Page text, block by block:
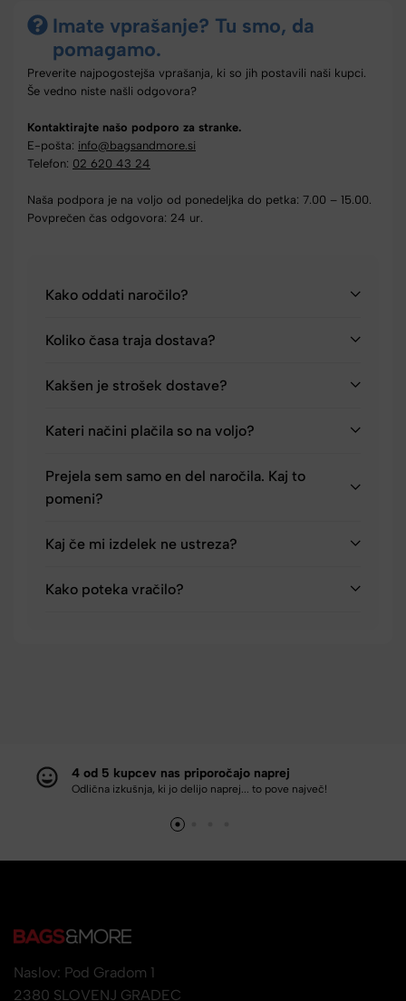
Imate vprašanje? Tu smo, da
pomagamo.
Preverite najpogostejša vprašanja, ki so jih postavili naši kupci.
Še vedno niste našli odgovora?
Kontaktirajte našo podporo za stranke.
E-pošta: info@bagsandmore.si
Telefon: 02 620 43 24
Naša podpora je na voljo od ponedeljka do petka: 7.00 – 15.00.
Povprečen čas odgovora: 24 ur.
Kako oddati naročilo?
Koliko časa traja dostava?
Kakšen je strošek dostave?
Kateri načini plačila so na voljo?
Prejela sem samo en del naročila. Kaj to
pomeni?
Kaj če mi izdelek ne ustreza?
Kako poteka vračilo?
4 od 5 kupcev nas priporočajo naprej
Odlična izkušnja, ki jo delijo naprej... to pove največ!
Naslov: Pod Gradom 1
2380 SLOVENJ GRADEC